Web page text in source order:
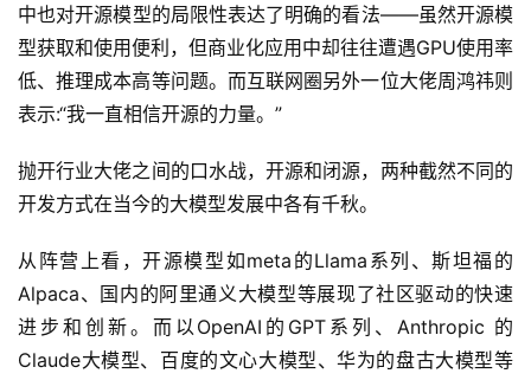
中也对开源模型的局限性表达了明确的看法——虽然开源模
型获取和使用便利，但商业化应用中却往往遭遇GPU使用率
低、推理成本高等问题。而互联网圈另外一位大佬周鸿祎则
表示:“我一直相信开源的力量。”
抛开行业大佬之间的口水战，开源和闭源，两种截然不同的
开发方式在当今的大模型发展中各有千秋。
从阵营上看，开源模型如meta的Llama系列、斯坦福的
Alpaca、国内的阿里通义大模型等展现了社区驱动的快速
进步和创新。而以OpenAI的GPT系列、Anthropic 的
Claude大模型、百度的文心大模型、华为的盘古大模型等